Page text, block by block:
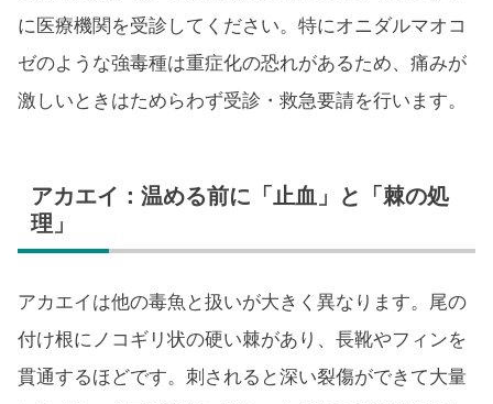
に医療機関を受診してください。特にオニダルマオコ
ゼのような強毒種は重症化の恐れがあるため、痛みが
激しいときはためらわず受診・救急要請を行います。
アカエイ：温める前に「止血」と「棘の処
理」
アカエイは他の毒魚と扱いが大きく異なります。尾の
付け根にノコギリ状の硬い棘があり、長靴やフィンを
貫通するほどです。刺されると深い裂傷ができて大量